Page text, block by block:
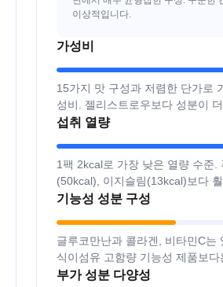
이상적입니다.
가성비
15가지 맛 구성과 저렴한 단가로
성비. 젤리스트로우보다 성분이
섭취 열량
1팩 2kcal로 가장 낮은 열량 수준.
(50kcal), 이지슬림(13kcal)보다
기능성 성분 구성
글루코만난과 콜라겐, 비타민C는
식이섬유 고함량 기능성 제품보다
부가 성분 다양성